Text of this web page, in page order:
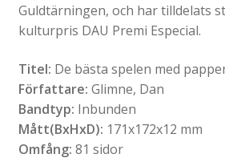
Guldtärningen, och har tilldelats
kulturpris DAU Premi Especial.
Titel: De bästa spelen med
Författare: Glimne, Dan
Bandtyp: Inbunden
Mått(BxHxD): 171x172x12 mm
Omfång: 81 sidor